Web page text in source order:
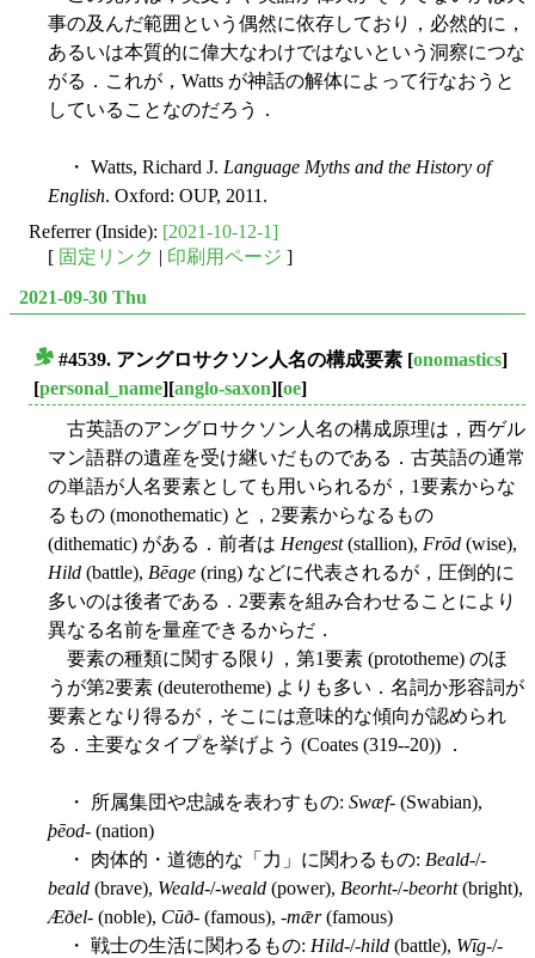
事の及んだ範囲という偶然に依存しており，必然的に，
あるいは本質的に偉大なわけではないという洞察につな
がる．これが，Watts が神話の解体によって行なおうと
していることなのだろう．
・ Watts, Richard J. Language Myths and the History of
English. Oxford: OUP, 2011.
Referrer (Inside): [2021-10-12-1]
[ 固定リンク | 印刷用ページ ]
2021-09-30 Thu
#4539. アングロサクソン人名の構成要素 [onomastics]
[personal_name][anglo-saxon][oe]
古英語のアングロサクソン人名の構成原理は，西ゲル
マン語群の遺産を受け継いだものである．古英語の通常
の単語が人名要素としても用いられるが，1要素からな
るもの (monothematic) と，2要素からなるもの
(dithematic) がある．前者は Hengest(stallion), Frōd (wise),
Hild (battle), Bēage (ring) などに代表されるが，圧倒的に
多いのは後者である．2要素を組み合わせることにより
異なる名前を量産できるからだ．
要素の種類に関する限り，第1要素 (prototheme) のほ
うが第2要素 (deuterotheme) よりも多い．名詞か形容詞が
要素となり得るが，そこには意味的な傾向が認められ
る．主要なタイプを挙げよう (Coates (319--20)) ．
・ 所属集団や忠誠を表わすもの: Swæf- (Swabian),
þēod- (nation)
・ 肉体的・道徳的な「力」に関わるもの: Beald-/-
beald (brave), Weald-/-weald (power), Beorht-/-beorht(bright),
Æðel- (noble), Cūð- (famous), -mǣr(famous)
・ 戦士の生活に関わるもの: Hild-/-hild (battle), Wīg-/-